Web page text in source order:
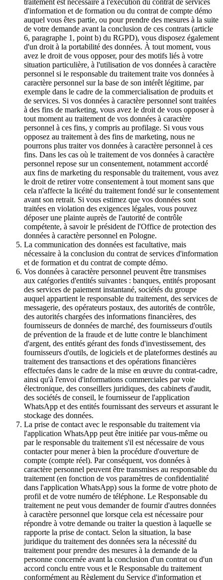
traitement est nécessaire à l'exécution du contrat de services
d'information et de formation ou du contrat de compte démo
auquel vous êtes partie, ou pour prendre des mesures à la suite
de votre demande avant la conclusion de ces contrats (article
6, paragraphe 1, point b) du RGPD), vous disposez également
d'un droit à la portabilité des données. À tout moment, vous
avez le droit de vous opposer, pour des motifs liés à votre
situation particulière, à l'utilisation de vos données à caractère
personnel si le responsable du traitement traite vos données à
caractère personnel sur la base de son intérêt légitime, par
exemple dans le cadre de la commercialisation de produits et
de services. Si vos données à caractère personnel sont traitées
à des fins de marketing, vous avez le droit de vous opposer à
tout moment au traitement de vos données à caractère
personnel à ces fins, y compris au profilage. Si vous vous
opposez au traitement à des fins de marketing, nous ne
pourrons plus traiter vos données à caractère personnel à ces
fins. Dans les cas où le traitement de vos données à caractère
personnel repose sur un consentement, notamment accordé
aux fins de marketing du responsable du traitement, vous avez
le droit de retirer votre consentement à tout moment sans que
cela n'affecte la licéité du traitement fondé sur le consentement
avant son retrait. Si vous estimez que vos données sont
traitées en violation des exigences légales, vous pouvez
déposer une plainte auprès de l'autorité de contrôle
compétente, à savoir le président de l'Office de protection des
données à caractère personnel en Pologne.
La communication des données est facultative, mais
nécessaire à la conclusion du contrat de services d'information
et de formation et du contrat de compte démo.
Vos données à caractère personnel peuvent être transmises
aux catégories d'entités suivantes : banques, entités proposant
des services de paiement instantané, sociétés du groupe
auquel appartient le responsable du traitement, des services de
messagerie, des opérateurs postaux, des autorités de contrôle,
des autorités chargées des informations financières, des
fournisseurs de données de marché, des fournisseurs d'outils
de prévention de la fraude et de lutte contre le blanchiment
d'argent, des entités gérant des fonds d'investissement, des
fournisseurs d'outils, de logiciels et de plateformes destinés au
traitement des transactions et des opérations financières
effectuées dans le cadre de la mise en œuvre du contrat-cadre,
ainsi qu'à l'envoi d'informations commerciales par voie
électronique, des conseillers juridiques, des cabinets d'audit,
des sociétés de conseil, le fournisseur de l'application
WhatsApp et des entités fournissant des serveurs et assurant le
stockage des données.
La prise de contact avec le responsable du traitement via
l'application WhatsApp peut être initiée par vous-même ou
par le responsable du traitement s'il est nécessaire de vous
contacter pour mener à bien la procédure d'ouverture de
compte (compte réel). Par conséquent, vos données à
caractère personnel peuvent être transmises au responsable du
traitement (en fonction de vos paramètres de confidentialité
dans l'application WhatsApp) sous la forme de votre photo de
profil et de votre numéro de téléphone. Le Responsable du
traitement ne peut vous demander de fournir d'autres données
à caractère personnel que lorsque cela est nécessaire pour
répondre à votre demande ou traiter la question à laquelle se
rapporte la prise de contact. Selon la situation, la base
juridique du traitement des données sera la nécessité du
traitement pour prendre des mesures à la demande de la
personne concernée avant la conclusion d'un contrat ou d'un
accord conclu entre vous et le Responsable du traitement
conformément au Règlement du Service d'information et